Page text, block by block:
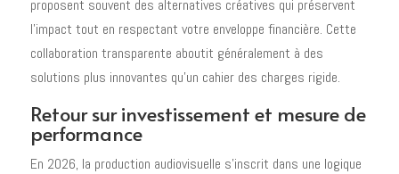
proposent souvent des alternatives créatives qui préservent
l'impact tout en respectant votre enveloppe financière. Cette
collaboration transparente aboutit généralement à des
solutions plus innovantes qu'un cahier des charges rigide.
Retour sur investissement et mesure de
performance
En 2026, la production audiovisuelle s'inscrit dans une logique